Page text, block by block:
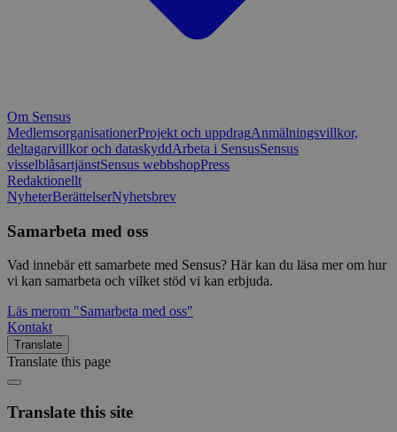
Om Sensus
MedlemsorganisationerProjekt och uppdragAnmälningsvillkor,
deltagarvillkor och dataskyddArbeta i SensusSensus
visselblåsartjänstSensus webbshopPress
Redaktionellt
NyheterBerättelserNyhetsbrev
Samarbeta med oss
Vad innebär ett samarbete med Sensus? Här kan du läsa mer om hur
vi kan samarbeta och vilket stöd vi kan erbjuda.
Läs merom "Samarbeta med oss"
Kontakt
Translate
Translate this page
Translate this site